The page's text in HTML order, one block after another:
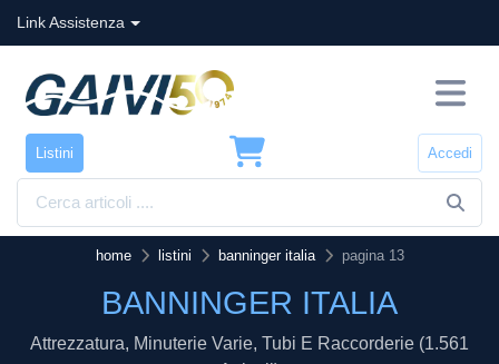
Link Assistenza
Listini Accedi
home listini banninger italia pagina 13
BANNINGER ITALIA
Attrezzatura, Minuterie Varie, Tubi E Raccorderie (1.561